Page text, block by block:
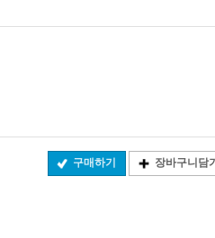
구매하기 장바구니담기